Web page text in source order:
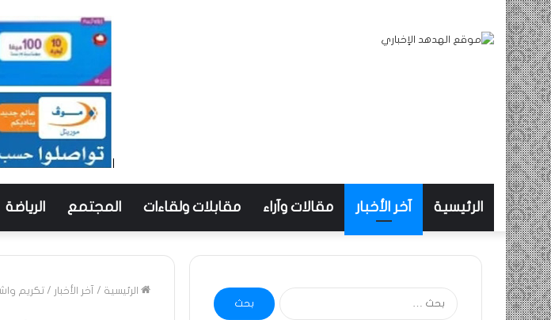
الرئيسية آخر الأخبار مقالات وآراء مقابلات ولقاءات المجتمع الرياضة
الرئيسية / آخر الأخبار / تكريم
البحث
عن: